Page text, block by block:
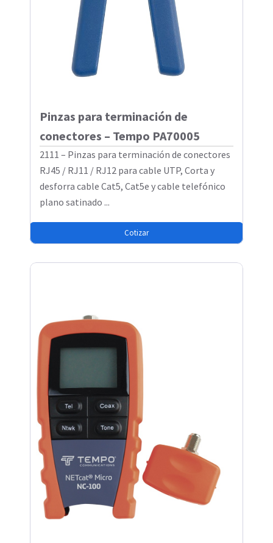
Pinzas para terminación de
conectores – Tempo PA70005
2111 – Pinzas para terminación de conectores
RJ45 / RJ11 / RJ12 para cable UTP, Corta y
desforra cable Cat5, Cat5e y cable telefónico
plano satinado ...
Cotizar